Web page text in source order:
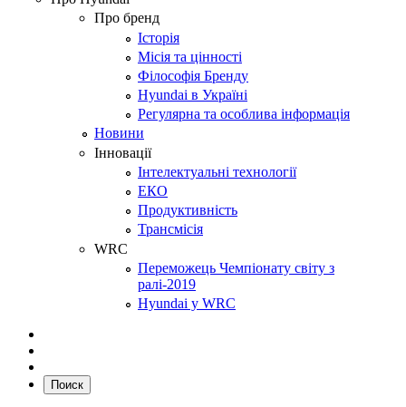
Про бренд
Історія
Місія та цінності
Філософія Бренду
Hyundai в Україні
Регулярна та особлива інформація
Новини
Інновації
Інтелектуальні технології
ЕКО
Продуктивність
Трансмісія
WRC
Переможець Чемпіонату світу з
ралі-2019
Hyundai у WRC
Поиск